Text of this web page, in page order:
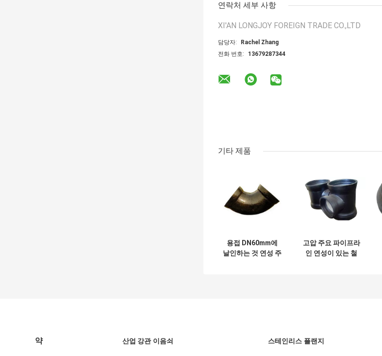
연락처 세부 사항
XI'AN LONGJOY FOREIGN TRADE CO.,LTD
담당자:
Rachel Zhang
전화 번호:
13679287344
기타 제품
용접 DN60mm에
날인하는 것 연성 주
고압 주요 파이프라
인 연성이 있는 철
약 산업 강관 이음쇠 스테인리스 플랜지